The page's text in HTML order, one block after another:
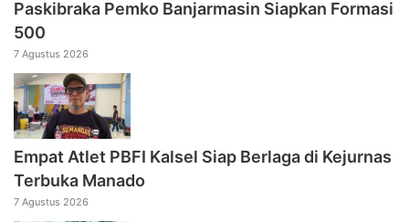
Paskibraka Pemko Banjarmasin Siapkan Formasi
500
7 Agustus 2026
Empat Atlet PBFI Kalsel Siap Berlaga di Kejurnas
Terbuka Manado
7 Agustus 2026